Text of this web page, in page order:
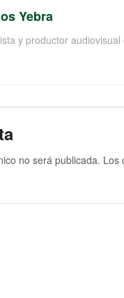
Yebra
y productor
no será publicada. Los